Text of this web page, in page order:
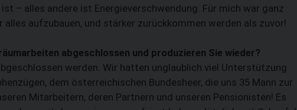
– alles andere ist Energieverschwendung. Für mich war ganz
aufzubauen, und stärker zurückkommen werden als zuvor!
abgeschlossen und produzieren Sie wieder?
werden. Wir hatten unglaublich viel Unterstützung
dem österreichischen Bundesheer, die uns 35 Mann zur
Mitarbeitern, deren Partnern und unseren Pensionisten! Es